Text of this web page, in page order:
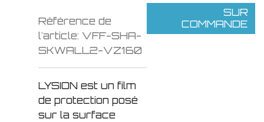
SUR
COMMANDE
Référence de
l'article: VFF-SHA-
SKWALL2-VZ160
LYSION est un film
de protection posé
sur la surface